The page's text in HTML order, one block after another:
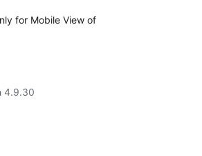
for Mobile View of
4.9.30